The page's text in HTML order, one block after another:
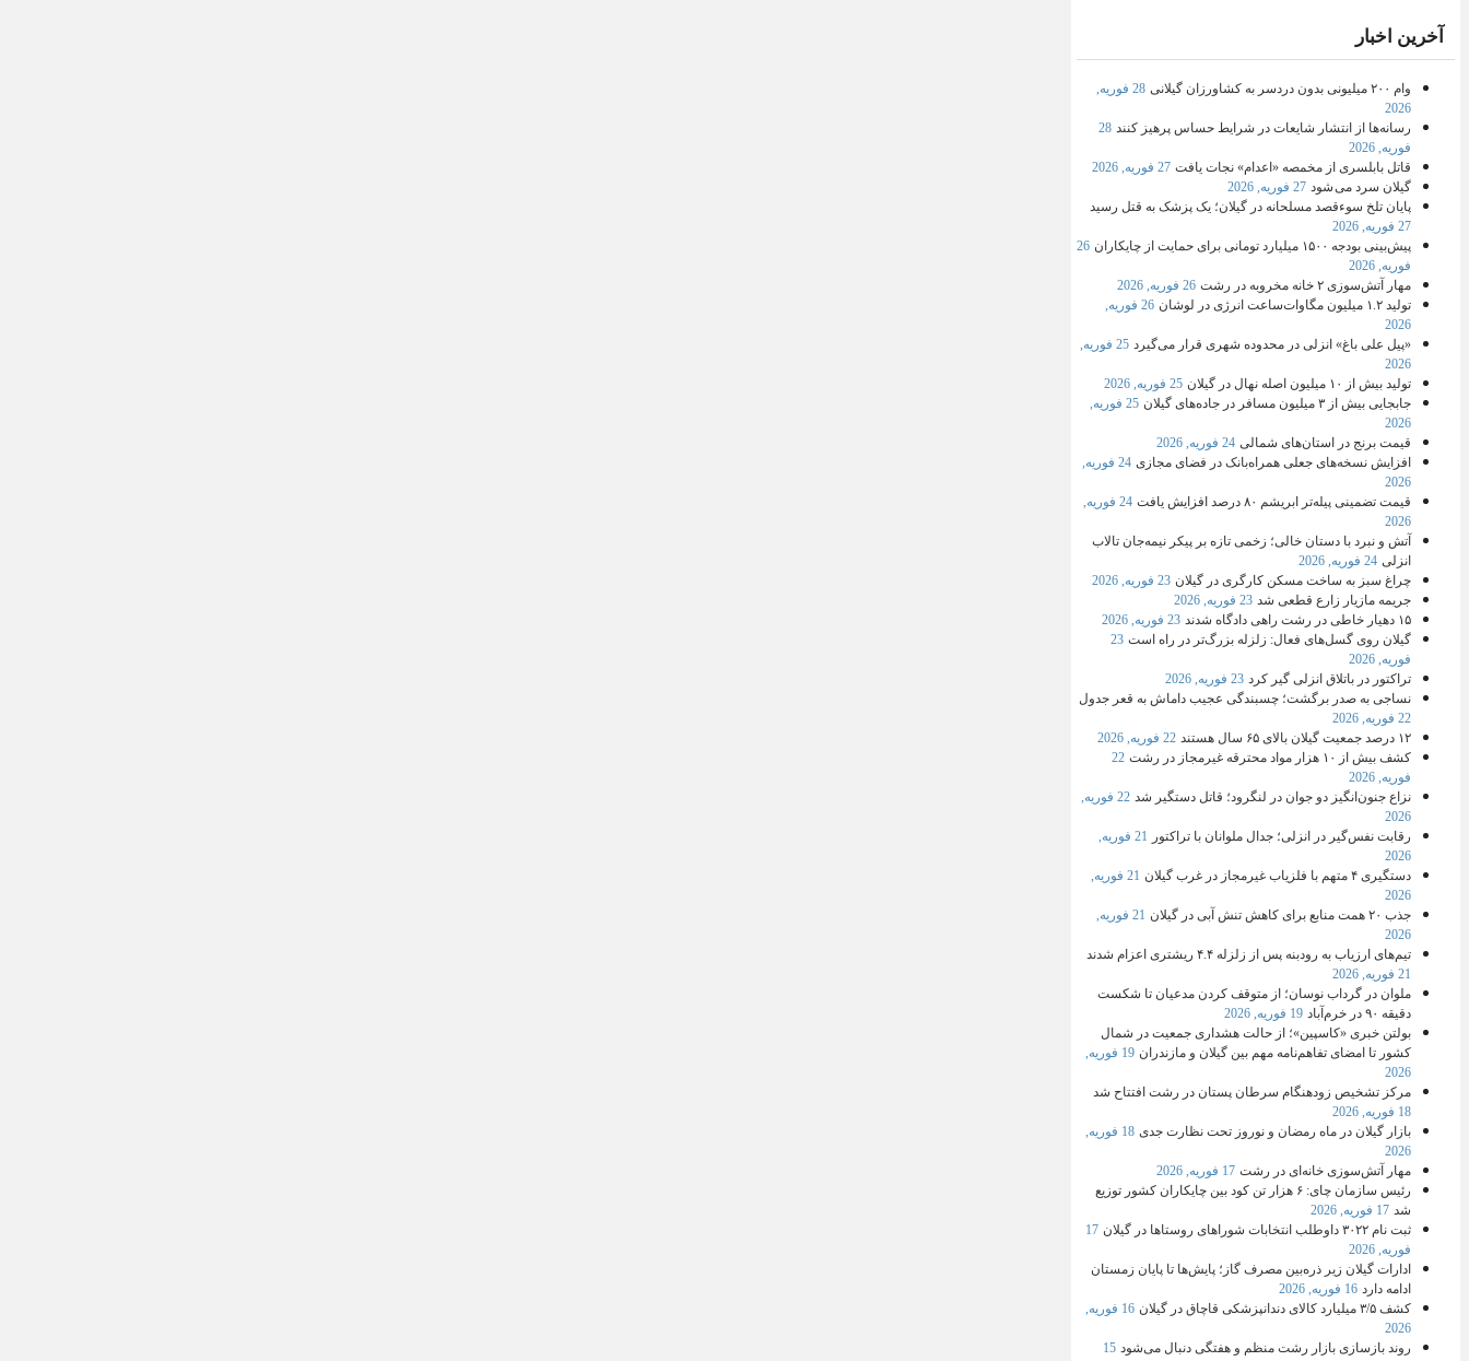
آخرین اخبار
وام ۲۰۰ میلیونی بدون دردسر به کشاورزان گیلانی
28 فوریه,
2026
رسانه‌ها از انتشار شایعات در شرایط حساس پرهیز کنند 28
فوریه, 2026
قاتل بابلسری از مخمصه «اعدام» نجات یافت 27 فوریه, 2026
گیلان سرد می شود 27 فوریه, 2026
پایان تلخ سوءقصد مسلحانه در گیلان؛ یک پزشک به قتل رسید
27 فوریه, 2026
پیش‌بینی بودجه ۱۵۰۰ میلیارد تومانی برای حمایت از چایکاران
26
فوریه, 2026
مهار آتش‌سوزی ۲ خانه مخروبه در رشت
26 فوریه, 2026
تولید ۱.۲ میلیون مگاوات‌ساعت انرژی در لوشان
26 فوریه,
2026
«پیل علی باغ» انزلی در محدوده شهری قرار می‌گیرد
25 فوریه,
2026
تولید بیش از ۱۰ میلیون اصله نهال در گیلان
25 فوریه, 2026
جابجایی بیش از ۳ میلیون مسافر در جاده‌های گیلان
25 فوریه,
2026
قیمت برنج در استان‌های شمالی 24 فوریه, 2026
افزایش نسخه‌های جعلی همراه‌بانک در فضای مجازی
24 فوریه,
2026
قیمت تضمینی پیله‌تر ابریشم ۸۰ درصد افزایش یافت
24 فوریه,
2026
آتش و نبرد با دستان خالی؛ زخمی تازه بر پیکر نیمه‌جان تالاب
انزلی 24 فوریه, 2026
چراغ سبز به ساخت مسکن کارگری در گیلان 23 فوریه, 2026
جریمه مازیار زارع قطعی شد 23 فوریه, 2026
۱۵ دهیار خاطی در رشت راهی دادگاه شدند
23 فوریه, 2026
گیلان روی گسل‌های فعال: زلزله بزرگ‌تر در راه است 23
فوریه, 2026
تراکتور در باتلاق انزلی گیر کرد 23 فوریه, 2026
نساجی به صدر برگشت؛ چسبندگی عجیب داماش به قعر جدول
22 فوریه, 2026
۱۲ درصد جمعیت گیلان بالای ۶۵ سال هستند
22 فوریه, 2026
کشف بیش از ۱۰ هزار مواد محترقه غیرمجاز در رشت
22
فوریه, 2026
نزاع جنون‌انگیز دو جوان در لنگرود؛ قاتل دستگیر شد
22 فوریه,
2026
رقابت نفس‌گیر در انزلی؛ جدال ملوانان با تراکتور
21 فوریه,
2026
دستگیری ۴ متهم با فلزیاب غیرمجاز در غرب گیلان
21 فوریه,
2026
جذب ۲۰ همت منابع برای کاهش تنش آبی در گیلان
21 فوریه,
2026
تیم‌های ارزیاب به رودبنه پس از زلزله ۴.۴ ریشتری اعزام شدند
21 فوریه, 2026
ملوان در گرداب نوسان؛ از متوقف کردن مدعیان تا شکست
دقیقه ۹۰ در خرم‌آباد
19 فوریه, 2026
بولتن خبری «کاسپین»؛ از حالت هشداری جمعیت در شمال
کشور تا امضای تفاهم‌نامه مهم بین گیلان و مازندران
19 فوریه,
2026
مرکز تشخیص زودهنگام سرطان پستان در رشت افتتاح شد
18 فوریه, 2026
بازار گیلان در ماه رمضان و نوروز تحت نظارت جدی
18 فوریه,
2026
مهار آتش‌سوزی خانه‌ای در رشت 17 فوریه, 2026
رئیس سازمان چای: ۶ هزار تن کود بین چایکاران کشور توزیع
شد 17 فوریه, 2026
ثبت‌ نام ۳۰۲۲ داوطلب انتخابات شوراهای روستاها در گیلان
17
فوریه, 2026
ادارات گیلان زیر ذره‌بین مصرف گاز؛ پایش‌ها تا پایان زمستان
ادامه دارد 16 فوریه, 2026
کشف ۳/۵ میلیارد کالای دندانپزشکی قاچاق در گیلان
16 فوریه,
2026
روند بازسازی بازار رشت منظم و هفتگی دنبال می‌شود 15